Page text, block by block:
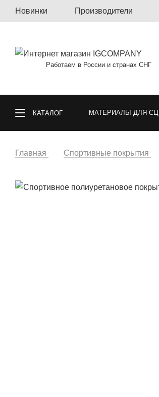
Новинки Производители
Работаем в России и странах СНГ
КАТАЛОГ МАТЕРИАЛЫ ДЛЯ
КОВРОЛИН,
СПОРТИВНЫЕ
Главная Спортивные покрытия